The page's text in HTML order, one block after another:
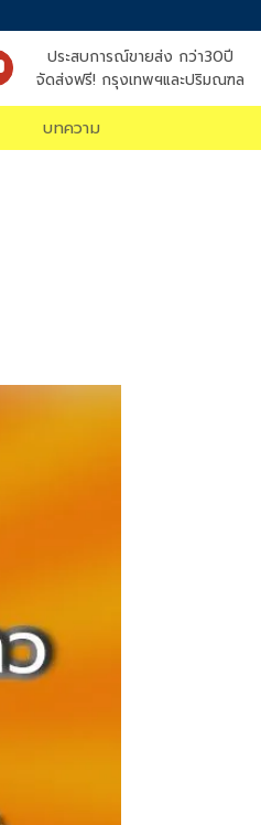
ประสบการณ์ขายส่ง กว่า30ปี
จัดส่งฟรี! กรุงเทพฯและปริมณฑล
บทความ